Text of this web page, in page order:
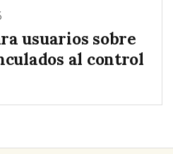
usuarios sobre
al control